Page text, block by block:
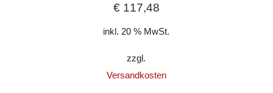
€117,48
inkl. 20 % MwSt.
zzgl.
Versandkosten